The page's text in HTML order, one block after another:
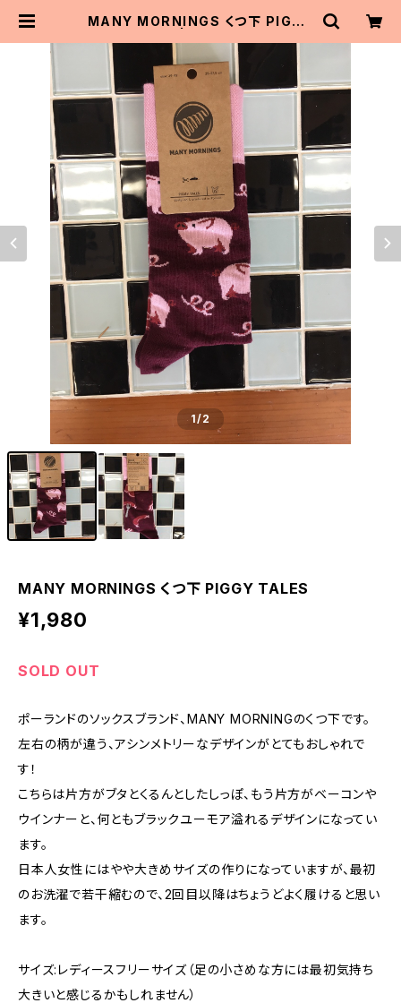
MANY MORNINGS くつ下 PIGGY
1/2
MANY MORNINGS くつ下 PIGGY TALES
¥1,980
SOLD OUT
ポーランドのソックスブランド、MANY MORNINGのくつ下です。
左右の柄が違う、アシンメトリーなデザインがとてもおしゃれで
す！
こちらは片方がブタとくるんとしたしっぽ、もう片方がベーコンや
ウインナーと、何ともブラックユーモア溢れるデザインになってい
ます。
日本人女性にはやや大きめサイズの作りになっていますが、最初
のお洗濯で若干縮むので、2回目以降はちょうどよく履けると思い
ます。
サイズ:レディースフリーサイズ（足の小さめな方には最初気持ち
大きいと感じるかもしれません）